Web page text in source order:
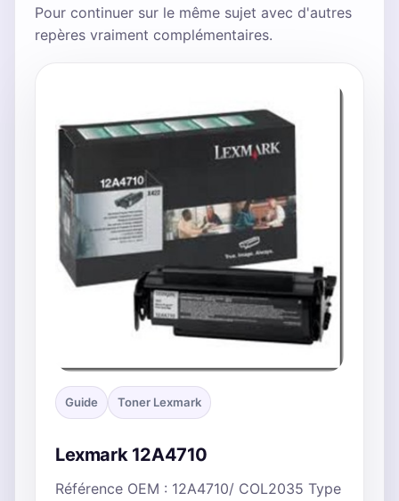
Pour continuer sur le même sujet avec d'autres
repères vraiment complémentaires.
Guide Toner Lexmark
Lexmark 12A4710
Référence OEM : 12A4710/ COL2035 Type